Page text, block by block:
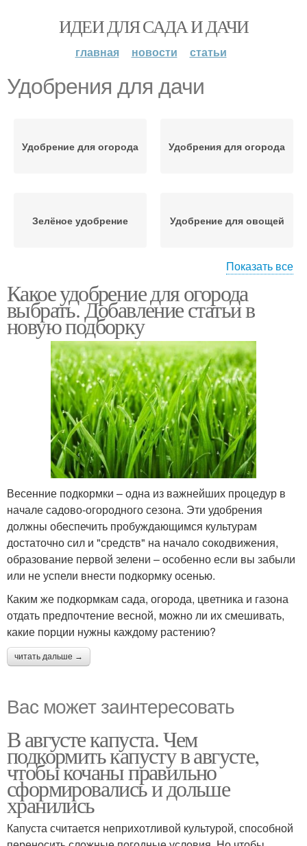
ИДЕИ ДЛЯ САДА И ДАЧИ
главная новости статьи
Удобрения для дачи
Удобрение для огорода Удобрения для огорода
Зелёное удобрение Удобрение для овощей
Минеральное
удобрение
удобрения
Народные удобрения Домашние удобрения
Безопасные удобрения
Показать все
Какое удобрение для огорода
выбрать. Добавление статьи в
новую подборку
Весенние подкормки – одна из важнейших процедур в
начале садово-огородного сезона. Эти удобрения
должны обеспечить пробуждающимся культурам
достаточно сил и "средств" на начало сокодвижения,
образование первой зелени – особенно если вы забыли
или не успели внести подкормку осенью.
Каким же подкормкам сада, огорода, цветника и газона
отдать предпочтение весной, можно ли их смешивать,
какие порции нужны каждому растению?
читать дальше →
Вас может заинтересовать
В августе капуста. Чем
подкормить капусту в августе,
чтобы кочаны правильно
сформировались и дольше
хранились
Капуста считается неприхотливой культурой, способной